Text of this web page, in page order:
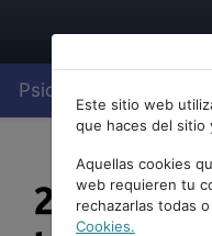
Psiquiatría
Este sitio web
que haces del sitio
Aquellas cookies
web requieren tu
rechazarlas todas
Cookies.